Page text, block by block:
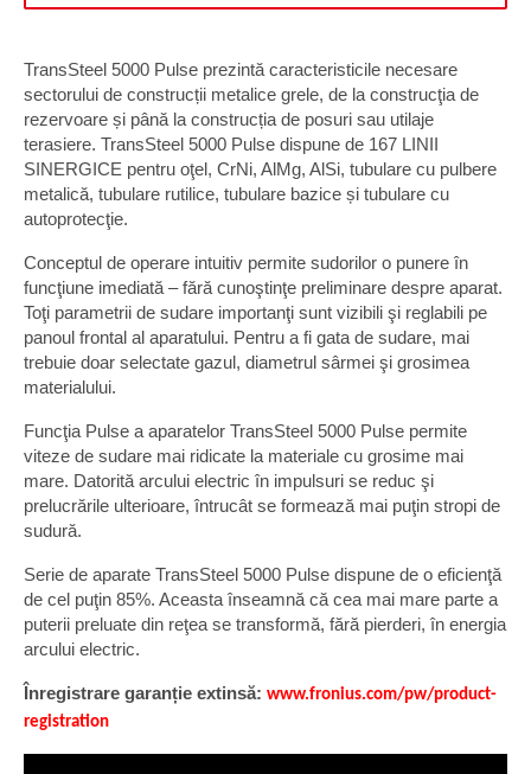
TransSteel 5000 Pulse prezintă caracteristicile necesare
sectorului de construcții metalice grele, de la construcţia de
rezervoare și până la construcția de posuri sau utilaje
terasiere. TransSteel 5000 Pulse dispune de 167 LINII
SINERGICE pentru oţel, CrNi, AlMg, AlSi, tubulare cu pulbere
metalică, tubulare rutilice, tubulare bazice și tubulare cu
autoprotecţie.
Conceptul de operare intuitiv permite sudorilor o punere în
funcţiune imediată – fără cunoştinţe preliminare despre aparat.
Toţi parametrii de sudare importanţi sunt vizibili şi reglabili pe
panoul frontal al aparatului. Pentru a fi gata de sudare, mai
trebuie doar selectate gazul, diametrul sârmei şi grosimea
materialului.
Funcţia Pulse a aparatelor TransSteel 5000 Pulse permite
viteze de sudare mai ridicate la materiale cu grosime mai
mare. Datorită arcului electric în impulsuri se reduc şi
prelucrările ulterioare, întrucât se formează mai puţin stropi de
sudură.
Serie de aparate TransSteel 5000 Pulse dispune de o eficienţă
de cel puţin 85%. Aceasta înseamnă că cea mai mare parte a
puterii preluate din reţea se transformă, fără pierderi, în energia
arcului electric.
Înregistrare garanție extinsă: www.fronius.com/pw/product-
registration